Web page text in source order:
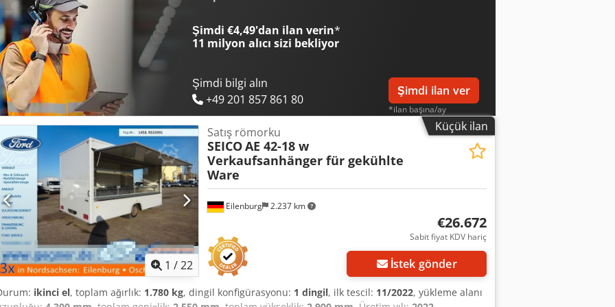
destek sistemi * Ön ve arka destekler * Destek tekerleği * 2x tüp için kutu ... ve daha fazlası. ----Araç
değildir! Ülke genelinde ek ücret karşılığında teslimat mümkündür. Hatalar ve ara satış hakkı
Aracınızı memnuniyetle takas olarak alıyoruz. Peşinatsız finansman / leasing de mümkündür!
sorunuz var mı? Size memnuniyetle danışmanlık yaparız!
Şimdi €4,49'dan ilan verin*
11 milyon alıcı sizi bekliyor
Şimdi bilgi alın
+49 201 857 861 80
Şimdi ilan ver
*ilan başına/ay
Küçük ilan
1 /22
Eilenburg 2.237 km
Satış römorku
SEICOAE 42-18 w
Verkaufsanhänger für gekühlte
Ware
€26.672
Sabit fiyat KDV hariç
İstek gönder
ikinci el, toplam ağırlık: 1.780 kg, dingil konfigürasyonu: 1 dingil, ilk tescil: 11/2022, yükleme alanı